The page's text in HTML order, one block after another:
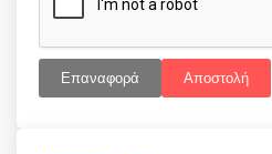
Επαναφορά Αποστολή